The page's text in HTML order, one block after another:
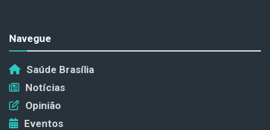
Navegue
Saúde Brasília
Notícias
Opinião
Eventos